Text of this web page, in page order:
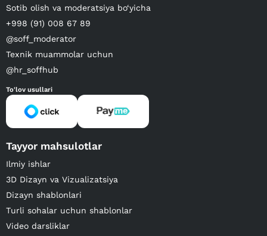
Sotib olish va moderatsiya bo‘yicha
+998 (91) 008 67 89
@soff_moderator
Texnik muammolar uchun
@hr_soffhub
To'lov usullari
Tayyor mahsulotlar
Ilmiy ishlar
3D Dizayn va Vizualizatsiya
Dizayn shablonlari
Turli sohalar uchun shablonlar
Video darsliklar